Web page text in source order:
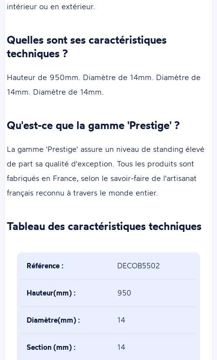
intérieur ou en extérieur.
Quelles sont ses caractéristiques
techniques ?
Hauteur de 950mm. Diamètre de 14mm. Diamètre de
14mm. Diamètre de 14mm.
Qu'est-ce que la gamme 'Prestige' ?
La gamme 'Prestige' assure un niveau de standing élevé
de part sa qualité d'exception. Tous les produits sont
fabriqués en France, selon le savoir-faire de l'artisanat
français reconnu à travers le monde entier.
Tableau des caractéristiques techniques
Référence : DECOB5502
Hauteur(mm) : 950
Diamètre(mm) : 14
Section (mm) : 14